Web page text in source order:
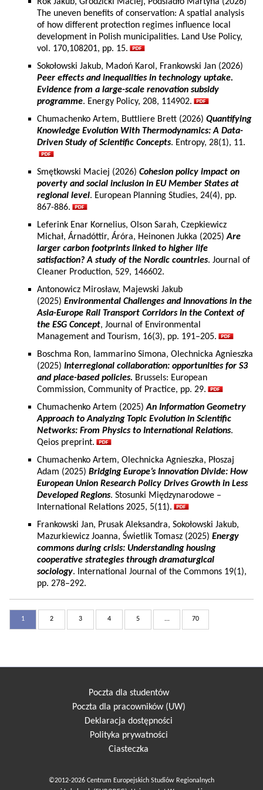
The uneven benefits of conservation: A spatial analysis
of how different protection regimes influence local
development in Polish municipalities. Land Use Policy,
vol. 170,108201, pp. 15.
Sokołowski Jakub, Madoń Karol, Frankowski Jan (2026)
Peer effects and inequalities in technology uptake.
Evidence from a large-scale renovation subsidy
programme. Energy Policy, 208, 114902.
Chumachenko Artem, Buttliere Brett (2026) Quantifying
Knowledge Evolution With Thermodynamics: A Data-
Driven Study of Scientific Concepts. Entropy, 28(1), 11.
Smętkowski Maciej (2026) Cohesion policy impact on
poverty and social inclusion in EU Member States at
regional level. European Planning Studies, 24(4), pp.
867-886.
Leferink Enar Kornelius, Olson Sarah, Czepkiewicz
Michał, Árnadóttir, Áróra, Heinonen Jukka (2025)Are
larger carbon footprints linked to higher life
satisfaction? A study of the Nordic countries. Journal of
Cleaner Production, 529, 146602.
Antonowicz Mirosław, Majewski Jakub
(2025) Environmental Challenges and Innovations in the
Asia-Europe Rail Transport Corridors in the Context of
the ESG Concept, Journal of Environmental
Management and Tourism, 16(3), pp. 191–205.
Boschma Ron, Iammarino Simona, Olechnicka Agnieszka
(2025) Interregional collaboration: opportunities for S3
and place-based policies. Brussels: European
Commission, Community of Practice, pp. 29.
Chumachenko Artem (2025)An Information Geometry
Approach to Analyzing Topic Evolution in Scientific
Networks: From Physics to International Relations.
Qeios preprint.
Chumachenko Artem, Olechnicka Agnieszka, Płoszaj
Adam (2025) Bridging Europe’s Innovation Divide: How
European Union Research Policy Drives Growth in Less
Developed Regions. Stosunki Międzynarodowe –
International Relations 2025, 5(11).
Frankowski Jan, Prusak Aleksandra, Sokołowski Jakub,
Mazurkiewicz Joanna, Świetlik Tomasz (2025) Energy
commons during crisis: Understanding housing
cooperative strategies through dramaturgical
sociology. International Journal of the Commons 19(1),
pp. 278–292.
1 2 3 4 5 ... 70
Poczta dla studentów
Poczta dla pracowników (UW)
Deklaracja dostępności
Polityka prywatności
Ciasteczka
©2012-2026 Centrum Europejskich Studiów Regionalnych